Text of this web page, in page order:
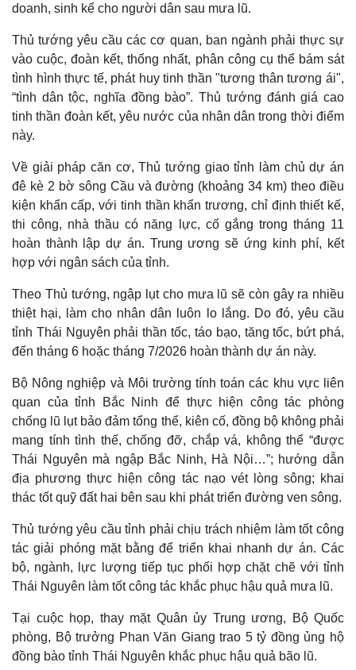
doanh, sinh kế cho người dân sau mưa lũ.
Thủ tướng yêu cầu các cơ quan, ban ngành phải thực sự
vào cuộc, đoàn kết, thống nhất, phân công cụ thể bám sát
tình hình thực tế, phát huy tinh thần "tương thân tương ái",
“tình dân tộc, nghĩa đồng bào”. Thủ tướng đánh giá cao
tinh thần đoàn kết, yêu nước của nhân dân trong thời điểm
này.
Về giải pháp căn cơ, Thủ tướng giao tỉnh làm chủ dự án
đê kè 2 bờ sông Cầu và đường (khoảng 34 km) theo điều
kiện khẩn cấp, với tinh thần khẩn trương, chỉ định thiết kế,
thi công, nhà thầu có năng lực, cố gắng trong tháng 11
hoàn thành lập dự án. Trung ương sẽ ứng kinh phí, kết
hợp với ngân sách của tỉnh.
Theo Thủ tướng, ngập lụt cho mưa lũ sẽ còn gây ra nhiều
thiệt hại, làm cho nhân dân luôn lo lắng. Do đó, yêu cầu
tỉnh Thái Nguyên phải thần tốc, táo bạo, tăng tốc, bứt phá,
đến tháng 6 hoặc tháng 7/2026 hoàn thành dự án này.
Bộ Nông nghiệp và Môi trường tính toán các khu vực liên
quan của tỉnh Bắc Ninh để thực hiện công tác phòng
chống lũ lụt bảo đảm tổng thể, kiên cố, đồng bộ không phải
mang tính tình thế, chống đỡ, chắp vá, không thể “được
Thái Nguyên mà ngập Bắc Ninh, Hà Nội…”; hướng dẫn
địa phương thực hiện công tác nạo vét lòng sông; khai
thác tốt quỹ đất hai bên sau khi phát triển đường ven sông.
Thủ tướng yêu cầu tỉnh phải chịu trách nhiệm làm tốt công
tác giải phóng mặt bằng để triển khai nhanh dự án. Các
bộ, ngành, lực lượng tiếp tục phối hợp chặt chẽ với tỉnh
Thái Nguyên làm tốt công tác khắc phục hậu quả mưa lũ.
Tại cuộc họp, thay mặt Quân ủy Trung ương, Bộ Quốc
phòng, Bộ trưởng Phan Văn Giang trao 5 tỷ đồng ủng hộ
đồng bào tỉnh Thái Nguyên khắc phục hậu quả bão lũ.